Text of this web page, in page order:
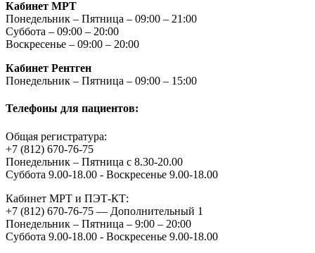
Кабинет МРТ
Понедельник – Пятница – 09:00 – 21:00
Суббота – 09:00 – 20:00
Воскресенье – 09:00 – 20:00
Кабинет Рентген
Понедельник – Пятница – 09:00 – 15:00
Телефоны для пациентов:
Общая регистратура:
+7 (812) 670-76-75
Понедельник – Пятница с 8.30-20.00
Суббота 9.00-18.00 - Воскресенье 9.00-18.00
Кабинет МРТ и ПЭТ-КТ:
+7 (812) 670-76-75 — Дополнительный 1
Понедельник – Пятница – 9:00 – 20:00
Суббота 9.00-18.00 - Воскресенье 9.00-18.00